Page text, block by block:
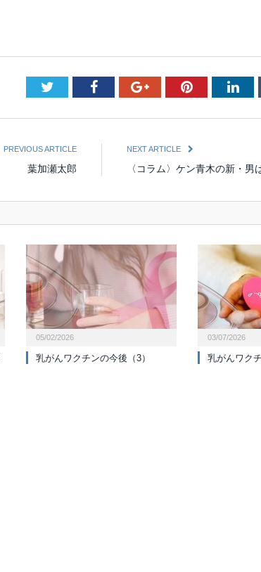
Twitter FacebookGoogle+Pinterest
PREVIOUS ARTICLE
葉加瀬太郎
NEXT ARTICLE
〈コラム〉ケン青木の新・
05/02/2026
乳がんワクチンの今後（3）
03/07/2026
乳がんワク